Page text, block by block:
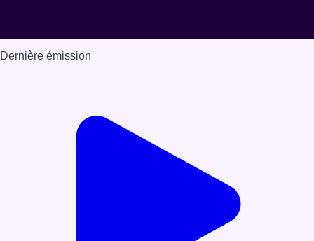
Dernière émission